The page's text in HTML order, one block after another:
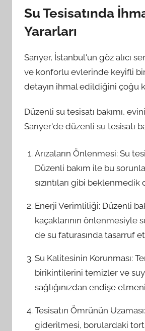
Su Tesisatında
Yararları
Sarıyer, İstanbul'un göz alıcı
ve konforlu evlerinde keyifli bir
detayın ihmal edildiğini çoğu
Düzenli su tesisatı bakımı,
Sarıyer'de düzenli su tesisatı
Arızaların Önlenmesi: Su
Düzenli bakım ile bu
sızıntıları gibi beklenmedik
Enerji Verimliliği: Düzenli
kaçaklarının önlenmesiyle
de su faturasında tasarruf
Su Kalitesinin Korunması:
birikintilerini temizler ve
sağlığınızdan endişe
Tesisatın Ömrünün
giderilmesi, borulardaki